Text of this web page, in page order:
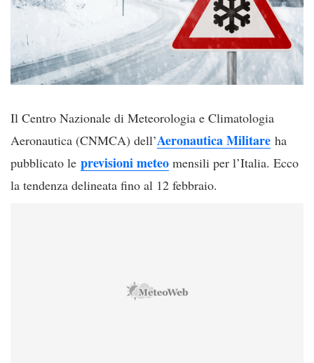
Il Centro Nazionale di Meteorologia e Climatologia
Aeronautica (CNMCA) dell’Aeronautica Militare ha
pubblicato le previsioni meteo mensili per l’Italia. Ecco
la tendenza delineata fino al 12 febbraio.